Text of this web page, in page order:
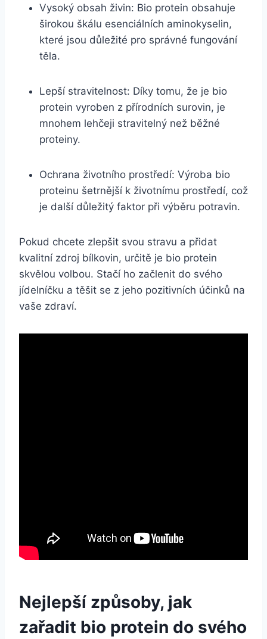
Vysoký obsah živin: Bio ⁢protein obsahuje
širokou škálu ‌esenciálních⁣ aminokyselin,
které ⁤jsou důležité pro správné fungování
těla.
Lepší‌ stravitelnost: Díky tomu, že ⁣je bio
protein ​vyroben z přírodních surovin, je
mnohem lehčeji stravitelný než běžné
proteiny.
Ochrana životního prostředí: Výroba bio
⁣proteinu šetrnější k ⁣životnímu prostředí, což
je další důležitý faktor při výběru ⁤potravin.
Pokud chcete zlepšit ​svou stravu a přidat
kvalitní zdroj bílkovin,‌ určitě je bio protein
skvělou volbou. Stačí ho‍ začlenit do‍ svého
jídelníčku a těšit se z jeho ‍pozitivních⁣ účinků ‍na
vaše zdraví.
Nejlepší způsoby, jak
zařadit⁢ bio protein do svého​